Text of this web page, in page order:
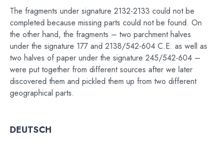
The fragments under signature 2132-2133 could not be
completed because missing parts could not be found. On
the other hand, the fragments – two parchment halves
under the signature 177 and 2138/542-604 C.E. as well as
two halves of paper under the signature 245/542-604 –
were put together from different sources after we later
discovered them and pickled them up from two different
geographical parts.
DEUTSCH